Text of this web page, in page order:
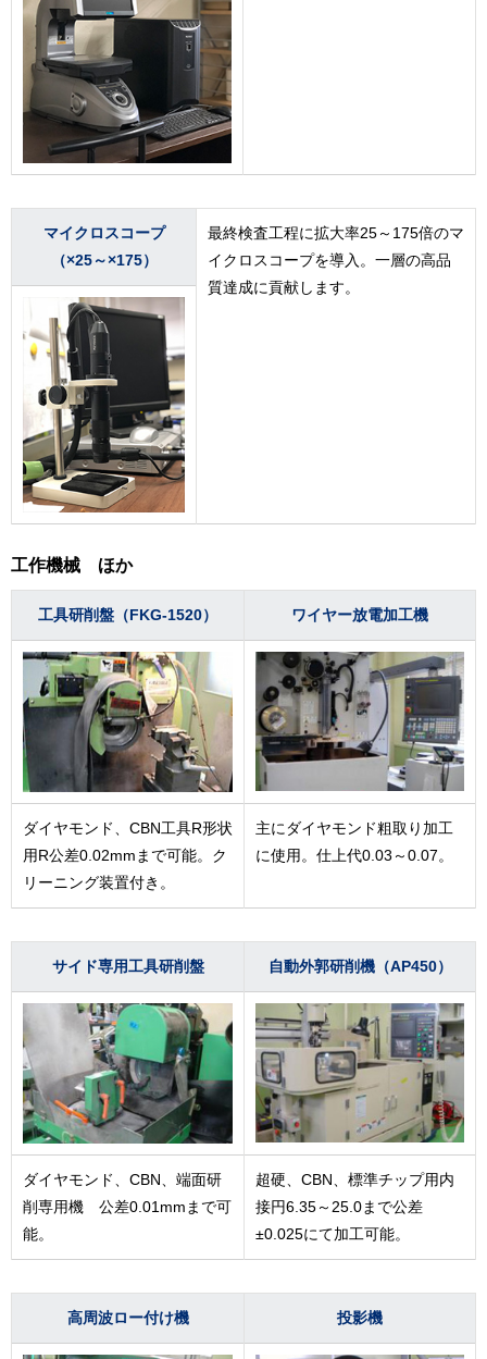
マイクロスコープ
（×25～×175）
最終検査工程に拡大率25～175倍のマ
イクロスコープを導入。一層の高品
質達成に貢献します。
工作機械 ほか
工具研削盤（FKG-1520） ワイヤー放電加工機
ダイヤモンド、CBN工具R形状
用R公差0.02mmまで可能。ク
リーニング装置付き。
主にダイヤモンド粗取り加工
に使用。仕上代0.03～0.07。
サイド専用工具研削盤 自動外郭研削機（AP450）
ダイヤモンド、CBN、端面研
削専用機 公差0.01mmまで可
能。
超硬、CBN、標準チップ用内
接円6.35～25.0まで公差
±0.025にて加工可能。
高周波ロー付け機 投影機